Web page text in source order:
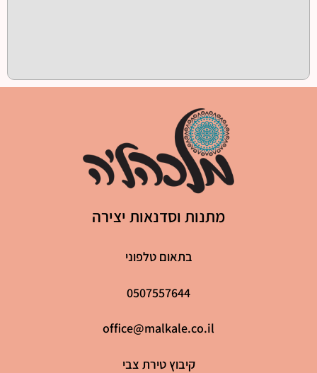
מתנות וסדנאות יצירה
בתאום טלפוני
0507557644
office@malkale.co.il
קיבוץ טירת צבי